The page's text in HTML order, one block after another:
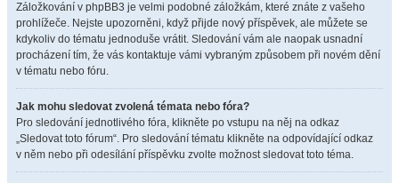
Záložkování v phpBB3 je velmi podobné záložkám, které znáte z vašeho
prohlížeče. Nejste upozorněni, když přijde nový příspěvek, ale můžete se
kdykoliv do tématu jednoduše vrátit. Sledování vám ale naopak usnadní
procházení tím, že vás kontaktuje vámi vybraným způsobem při novém dění
v tématu nebo fóru.
Jak mohu sledovat zvolená témata nebo fóra?
Pro sledování jednotlivého fóra, klikněte po vstupu na něj na odkaz
„Sledovat toto fórum“. Pro sledování tématu klikněte na odpovídající odkaz
v něm nebo při odesílání příspěvku zvolte možnost sledovat toto téma.